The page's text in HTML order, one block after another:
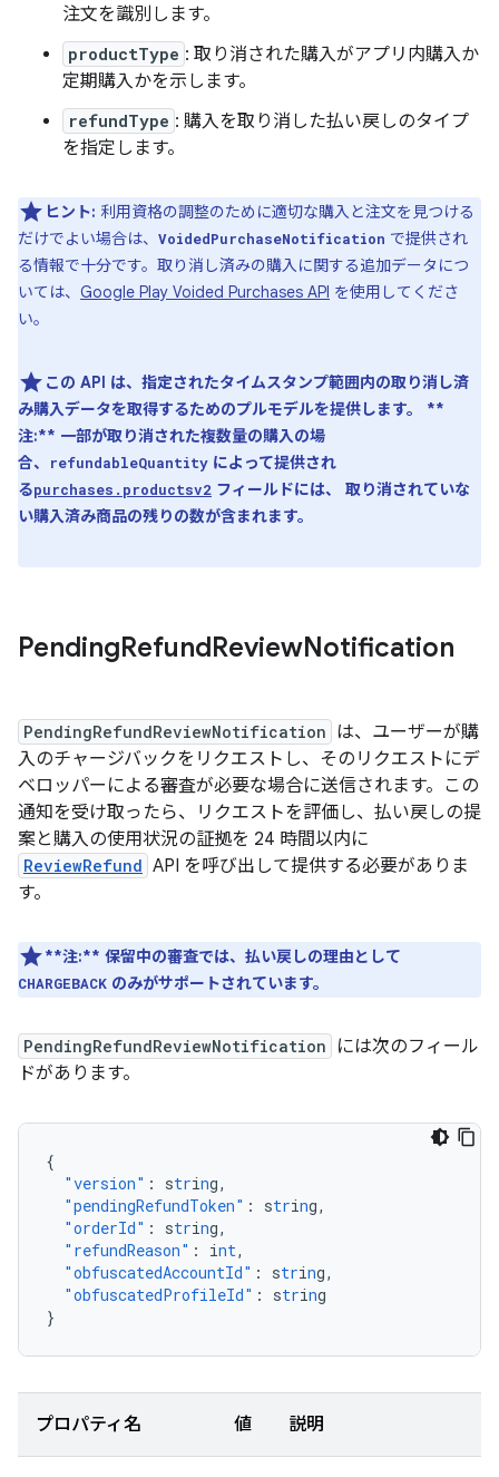
注文を識別します。
productType : 取り消された購入がアプリ内購入か
定期購入かを示します。
refundType : 購入を取り消した払い戻しのタイプ
を指定します。
ヒント: 利用資格の調整のために適切な購入と注文を見つける
だけでよい場合は、 VoidedPurchaseNotification で提供され
る情報で十分です。取り消し済みの購入に関する追加データにつ
いては、 Google Play Voided Purchases API を使用してくださ
い。
この API は、指定されたタイムスタンプ範囲内の取り消し済
み購入データを取得するためのプルモデルを提供します。 **
注:** 一部が取り消された複数量の購入の場
合、
refundableQuantity によって提供され
るpurchases.productsv2 フィールドには、 取り消されていな
い購入済み商品の残りの数が含まれます。
PendingRefundReviewNotification
PendingRefundReviewNotification は、ユーザーが購
入のチャージバックをリクエストし、そのリクエストにデ
ベロッパーによる審査が必要な場合に送信されます。この
通知を受け取ったら、リクエストを評価し、払い戻しの提
案と購入の使用状況の証拠を 24 時間以内に
ReviewRefund API を呼び出して提供する必要がありま
す。
**注:** 保留中の審査では、払い戻しの理由として
CHARGEBACK のみがサポートされています。
PendingRefundReviewNotification
には次のフィール
ドがあります。
{
"version" : string,
"pendingRefundToken" : string,
"orderId" : string,
"refundReason" : int,
"obfuscatedAccountId" : string,
"obfuscatedProfileId" : string
}
プロパティ名 値 説明